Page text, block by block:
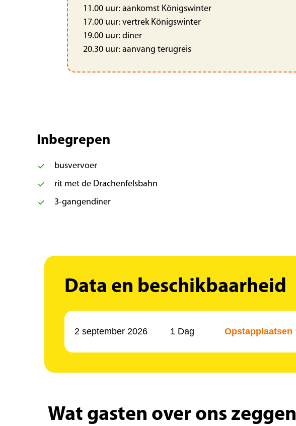
11.00 uur: aankomst Königswinter
17.00 uur: vertrek Königswinter
19.00 uur: diner
20.30 uur: aanvang terugreis
Inbegrepen
busvervoer
rit met de Drachenfelsbahn
3-gangendiner
Data en beschikbaarheid
2 september 2026 1 Dag Opstapplaatsen
Wat gasten over ons zeggen